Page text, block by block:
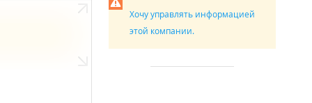
Хочу управлять информацией
этой компании.